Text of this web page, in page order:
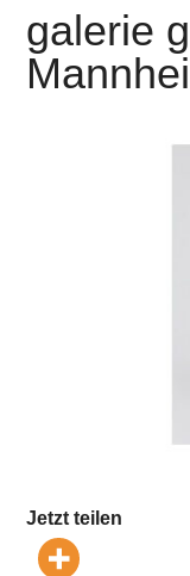
galerie
Jetzt teilen